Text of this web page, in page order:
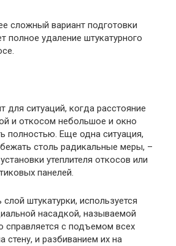
сложный вариант подготовки
полное удаление штукатурного
для ситуаций, когда расстояние
и откосом небольшое и окно
полностью. Еще одна ситуация,
столь радикальные меры, –
утеплителя откосов или
панелей.
штукатурки, используется
насадкой, называемой
справляется с подъемом всех
стену, и разбиванием их на